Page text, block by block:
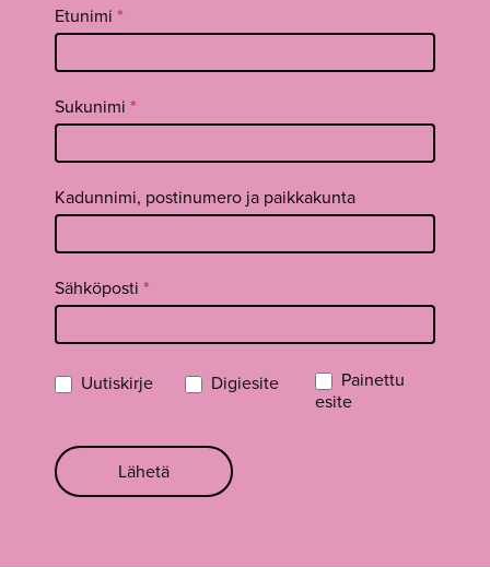
Tilaa
uutiskirje
footer FI
Etunimi *
Sukunimi *
Kadunnimi, postinumero ja paikkakunta
Sähköposti *
Uutiskirje Digiesite
Painettu
esite
Lähetä